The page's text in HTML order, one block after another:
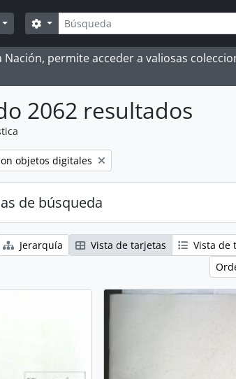
Búsqueda
Search options
permite acceder a valiosas
2062 resultados
filter:
objetos digitales
de búsqueda
Jerarquía Vista de tarjetas
Vista de